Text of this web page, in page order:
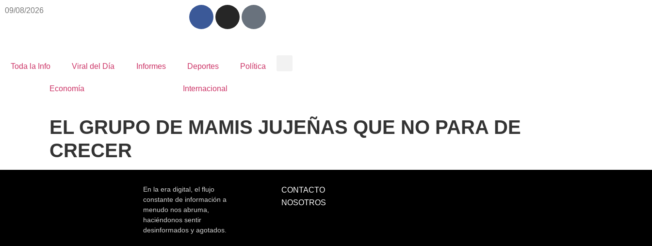
09/08/2026
Toda la Info Viral del Día Informes Deportes Política
Economía Internacional
EL GRUPO DE MAMIS JUJEÑAS QUE NO PARA DE
CRECER
En la era digital, el flujo
constante de información a
menudo nos abruma,
haciéndonos sentir
desinformados y agotados.
CONTACTO
NOSOTROS